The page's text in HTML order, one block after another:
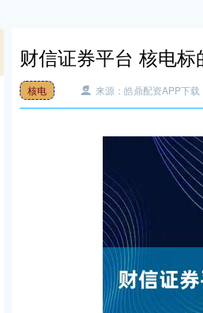
财信证券平台 核电
核电 来源：皓鼎配资APP下载